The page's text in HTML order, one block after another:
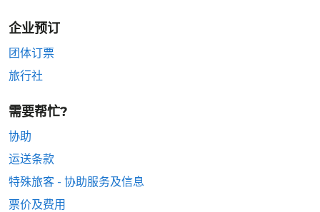
企业预订
团体订票
旅行社
需要帮忙?
协助
运送条款
特殊旅客 - 协助服务及信息
票价及费用